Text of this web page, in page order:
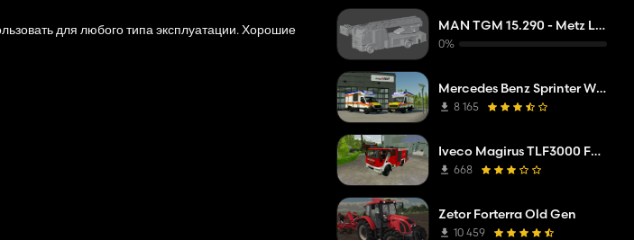
для любого типа эксплуатации. Хорошие
MAN TGM 15.290 - Metz L32A XS - DLAK
0%
Mercedes Benz Sprinter W907 AM Tigis Europa RTW
8 165
Iveco Magirus TLF3000 FW Миттельберг
668
Zetor Forterra Old Gen
10 459